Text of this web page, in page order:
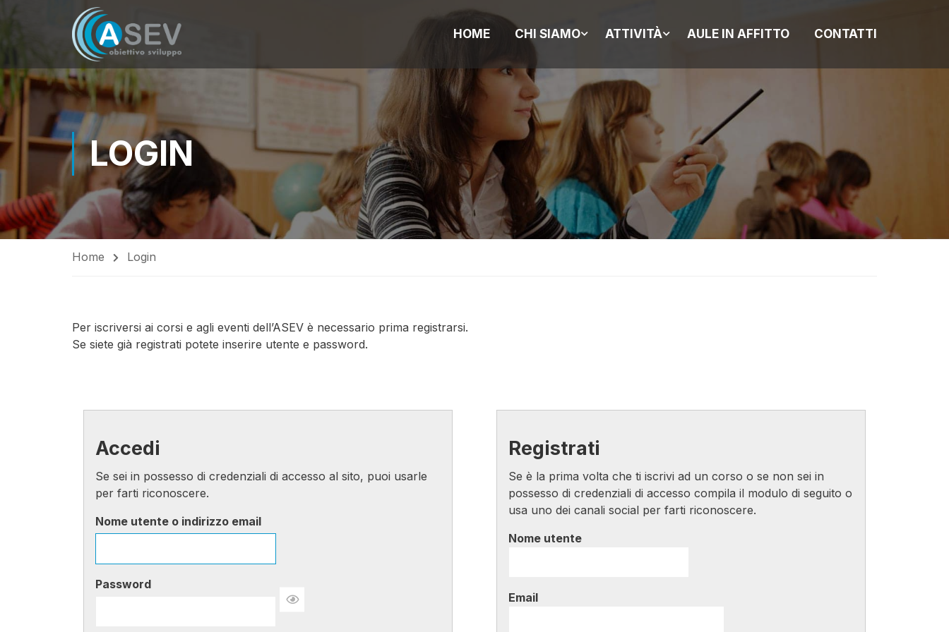
HOME CHI SIAMO ATTIVITÀ AULE IN AFFITTO CONTATTI
LOGIN
Home Login
Per iscriversi ai corsi e agli eventi dell’ASEV è necessario prima registrarsi.
Se siete già registrati potete inserire utente e password.
Accedi
Se sei in possesso di credenziali di accesso al sito, puoi usarle
per farti riconoscere.
Nome utente o indirizzo email
Password
Registrati
Se è la prima volta che ti iscrivi ad un corso o se non sei in
possesso di credenziali di accesso compila il modulo di seguito o
usa uno dei canali social per farti riconoscere.
Nome utente
Email